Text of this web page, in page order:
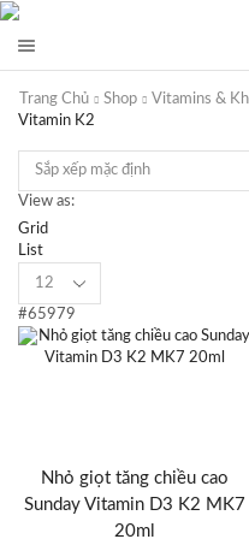
Trang Chủ Shop Vitamins &
Vitamin K2
View as:
Grid
List
page
#65979
Nhỏ giọt tăng chiều cao
Sunday Vitamin D3 K2 MK7
20ml